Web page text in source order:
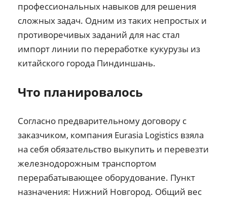
профессиональных навыков для решения
сложных задач. Одним из таких непростых и
противоречивых заданий для нас стал
импорт линии по переработке кукурузы из
китайского города Пиндиншань.
Что планировалось
Согласно предварительному договору с
заказчиком, компания Eurasia Logistics взяла
на себя обязательство выкупить и перевезти
железнодорожным транспортом
перерабатывающее оборудование. Пункт
назначения: Нижний Новгород. Общий вес